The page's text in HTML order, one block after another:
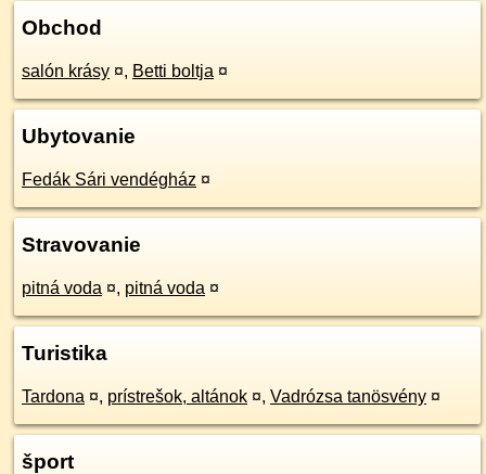
Obchod
salón krásy ¤, Betti boltja ¤
Ubytovanie
Fedák Sári vendégház ¤
Stravovanie
pitná voda ¤, pitná voda ¤
Turistika
Tardona ¤, prístrešok, altánok ¤, Vadrózsa tanösvény ¤
šport